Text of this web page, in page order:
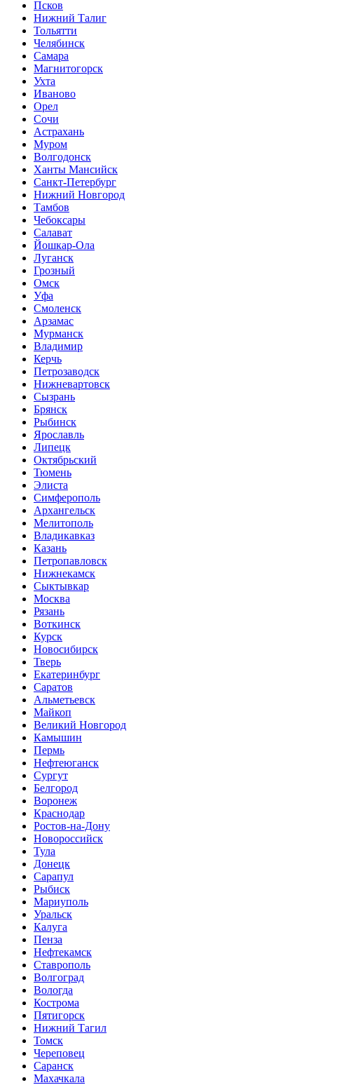
Псков
Нижний Талиг
Тольятти
Челябинск
Самара
Магнитогорск
Ухта
Иваново
Орел
Сочи
Астрахань
Муром
Волгодонск
Ханты Мансийск
Санкт-Петербург
Нижний Новгород
Тамбов
Чебоксары
Салават
Йошкар-Ола
Луганск
Грозный
Омск
Уфа
Смоленск
Арзамас
Мурманск
Владимир
Керчь
Петрозаводск
Нижневартовск
Сызрань
Брянск
Рыбинск
Ярославль
Липецк
Октябрьский
Тюмень
Элиста
Симферополь
Архангельск
Мелитополь
Владикавказ
Казань
Петропавловск
Нижнекамск
Сыктывкар
Москва
Рязань
Воткинск
Курск
Новосибирск
Тверь
Екатеринбург
Саратов
Альметьевск
Майкоп
Великий Новгород
Камышин
Пермь
Нефтеюганск
Сургут
Белгород
Воронеж
Краснодар
Ростов-на-Дону
Новороссийск
Тула
Донецк
Сарапул
Рыбиск
Мариуполь
Уральск
Калуга
Пенза
Нефтекамск
Ставрополь
Волгоград
Вологда
Кострома
Пятигорск
Нижний Тагил
Томск
Череповец
Саранск
Махачкала